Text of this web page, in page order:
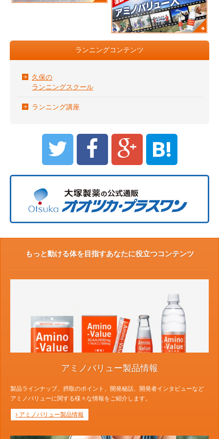
ランニングコンテンツ
久保の
ランニングスクール
ランニング講座
B!
もっと動ける体を目指すあなたに役立つコンテンツ
アミノバリュー製品情報
製品ラインナップ、摂取のポイント、開発秘話、開発者インタビューなど
アミノバリューに関する様々な情報をご紹介します。
アミノバリュー製品情報